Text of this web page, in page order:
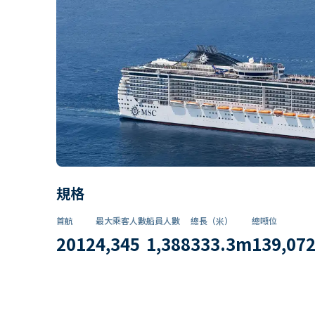
規格
首航
2012
最大乘客人數
4,345
船員人數
1,388
總長（米）
333.3m
總噸位
139,072